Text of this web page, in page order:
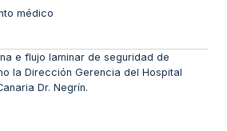
médico
e flujo laminar de seguridad de
la Dirección Gerencia del Hospital
Dr. Negrín.